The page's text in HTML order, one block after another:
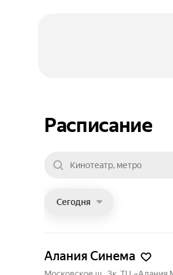
Расписание
Сегодня
Алания Синема